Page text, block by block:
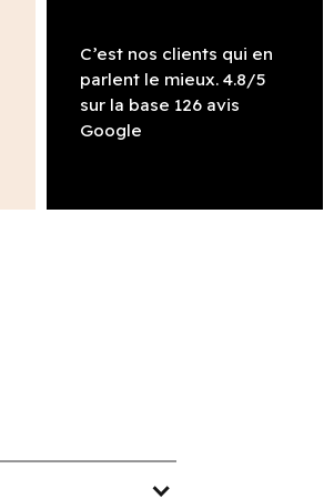
C’est nos clients qui en
parlent le mieux. 4.8/5
sur la base 126 avis
Google